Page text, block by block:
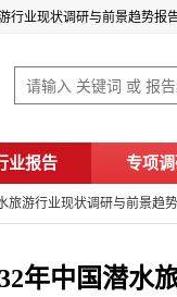
行业现状调研与前景趋势报
业报告 专项
旅游行业现状调研与前景趋
年中国潜水